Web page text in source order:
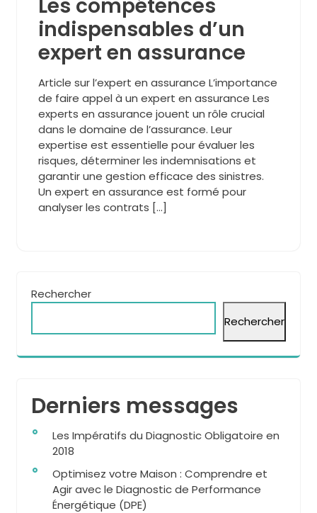
Les compétences
indispensables d’un
expert en assurance
Article sur l’expert en assurance L’importance
de faire appel à un expert en assurance Les
experts en assurance jouent un rôle crucial
dans le domaine de l’assurance. Leur
expertise est essentielle pour évaluer les
risques, déterminer les indemnisations et
garantir une gestion efficace des sinistres.
Un expert en assurance est formé pour
analyser les contrats […]
Rechercher
Rechercher
Derniers messages
Les Impératifs du Diagnostic Obligatoire en
2018
Optimisez votre Maison : Comprendre et
Agir avec le Diagnostic de Performance
Énergétique (DPE)